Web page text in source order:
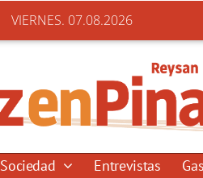
VIERNES. 07.08.2026
Sociedad Entrevistas